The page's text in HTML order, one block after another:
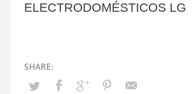
ELECTRODOMÉSTICOS LG